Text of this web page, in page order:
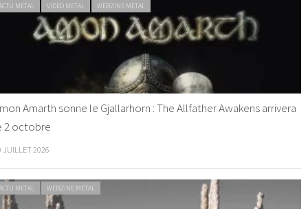
METAL VIDEO METAL WEBZINE METAL
Amarth sonne le Gjallarhorn : The Allfather Awakens arrivera
2 octobre
JUILLET 2026
METAL WEBZINE METAL